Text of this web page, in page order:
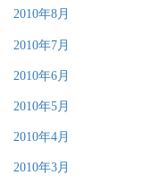
2010年8月
2010年7月
2010年6月
2010年5月
2010年4月
2010年3月